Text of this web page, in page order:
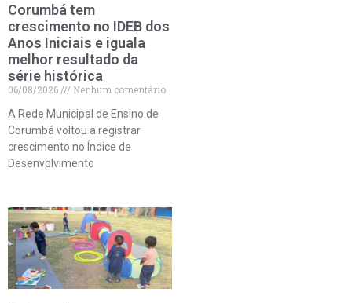
Corumbá tem
crescimento no IDEB dos
Anos Iniciais e iguala
melhor resultado da
série histórica
06/08/2026
Nenhum comentário
A Rede Municipal de Ensino de
Corumbá voltou a registrar
crescimento no Índice de
Desenvolvimento